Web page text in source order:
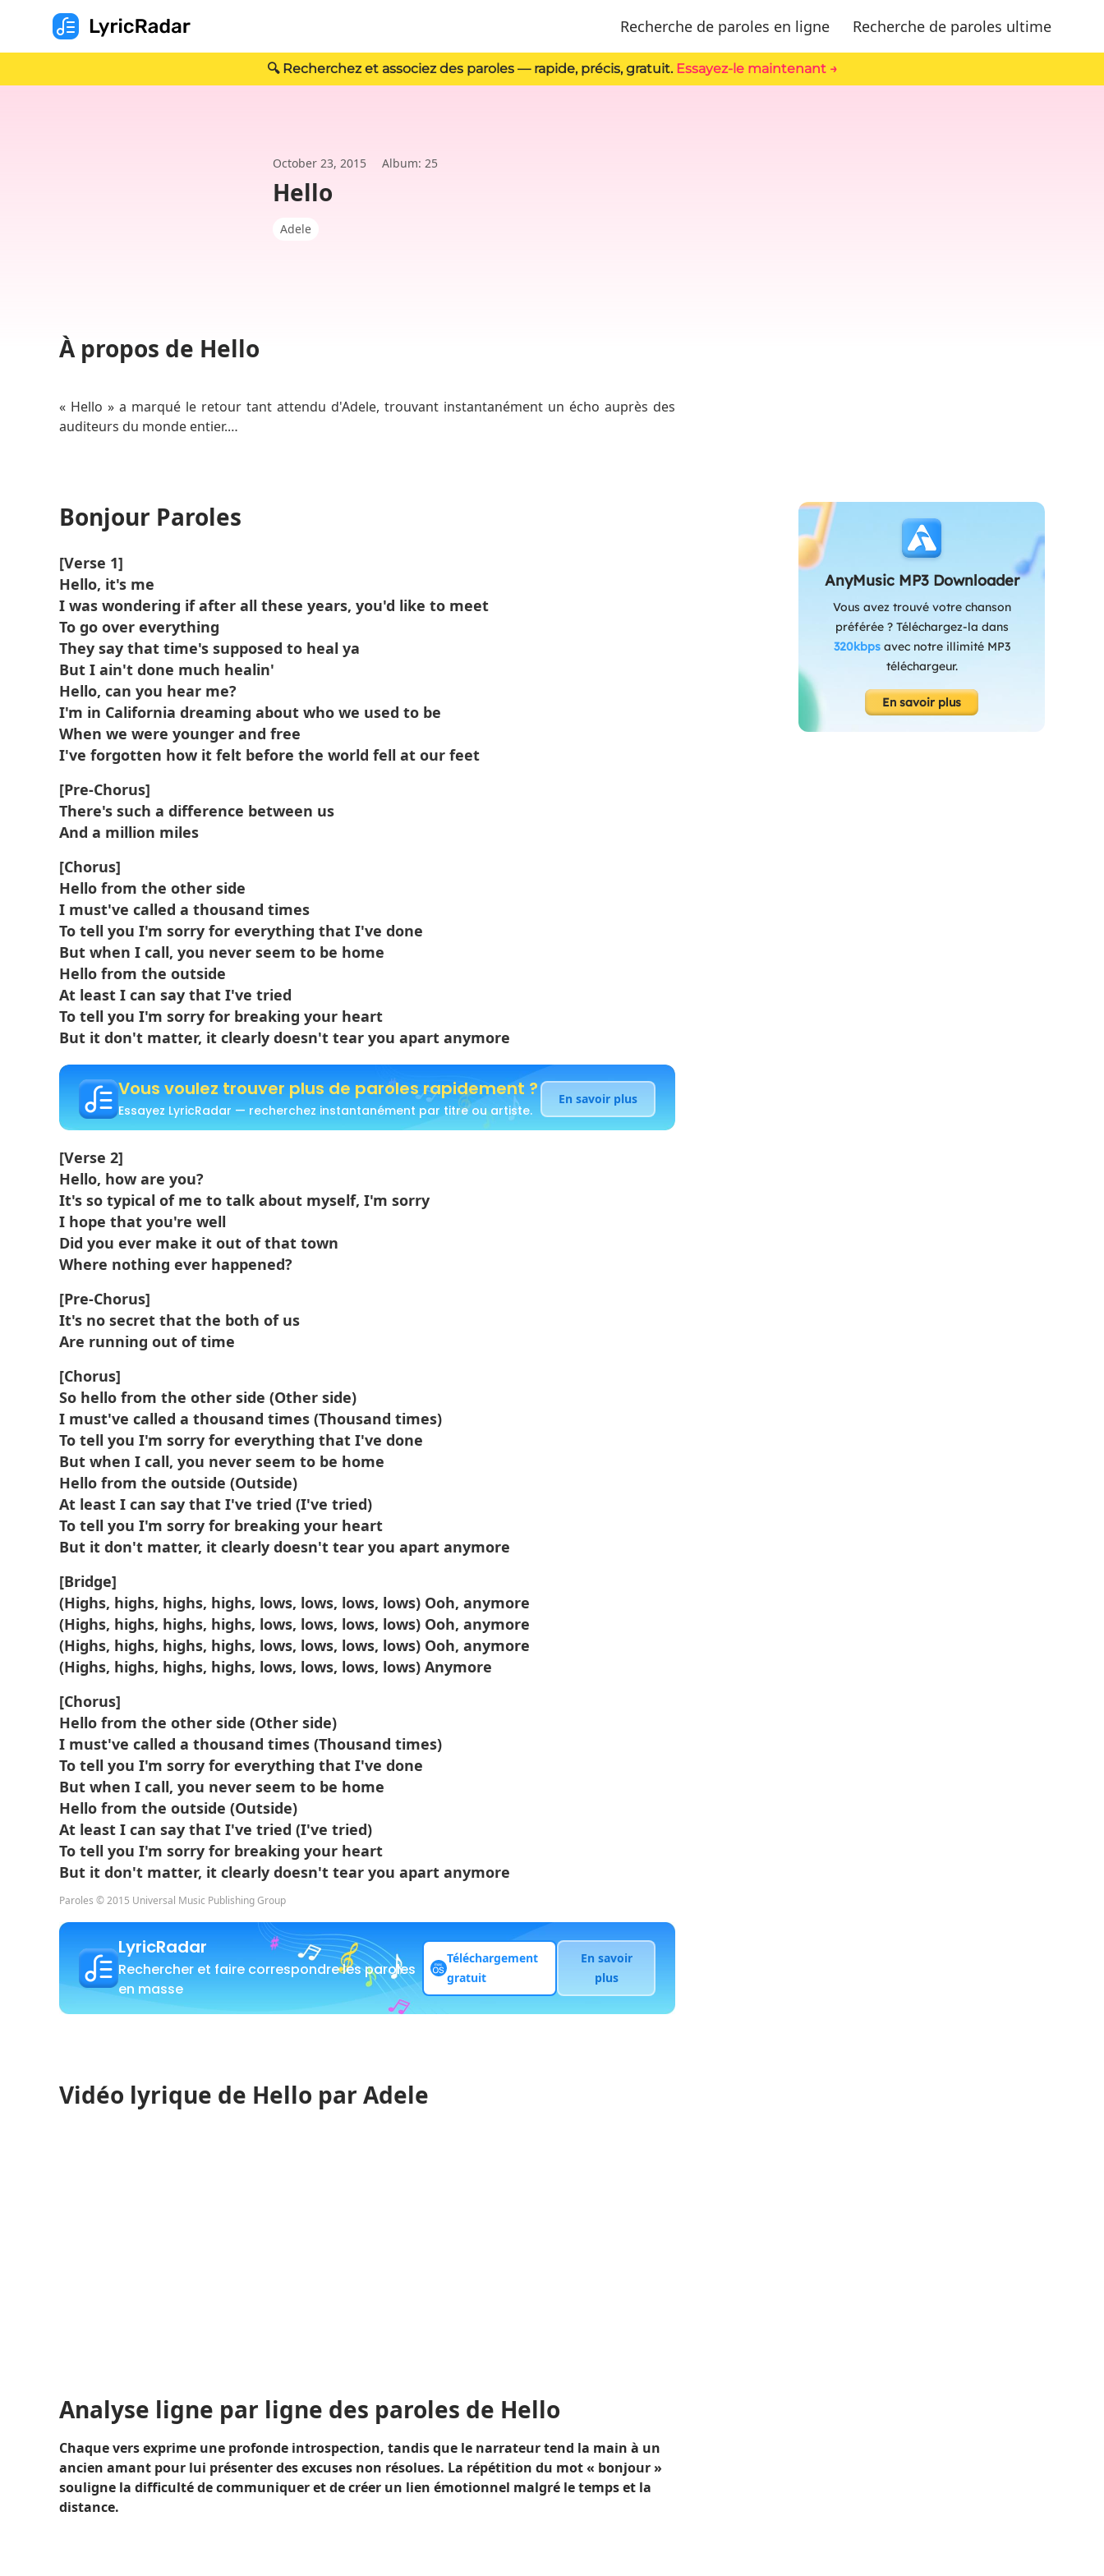
Recherche de paroles en ligne Recherche de paroles ultime
🔍 Recherchez et associez des paroles — rapide, précis, gratuit. Essayez-le maintenant →
October 23, 2015 Album: 25
Hello
Adele
À propos de Hello
« Hello » a marqué le retour tant attendu d'Adele, trouvant instantanément un écho auprès des
auditeurs du monde entier.
C'est l'un de ses morceaux les plus emblématiques, mettant en valeur à parts égales la
Bonjour Paroles
[Verse 1]
Hello, it's me
I was wondering if after all these years, you'd like to meet
To go over everything
They say that time's supposed to heal ya
But I ain't done much healin'
Hello, can you hear me?
I'm in California dreaming about who we used to be
When we were younger and free
I've forgotten how it felt before the world fell at our feet
[Pre-Chorus]
There's such a difference between us
And a million miles
[Chorus]
Hello from the other side
I must've called a thousand times
To tell you I'm sorry for everything that I've done
But when I call, you never seem to be home
Hello from the outside
At least I can say that I've tried
To tell you I'm sorry for breaking your heart
But it don't matter, it clearly doesn't tear you apart anymore
Vous voulez trouver plus de paroles rapidement ?
Essayez LyricRadar — recherchez instantanément par titre ou artiste.
En savoir plus
[Verse 2]
Hello, how are you?
It's so typical of me to talk about myself, I'm sorry
I hope that you're well
Did you ever make it out of that town
Where nothing ever happened?
[Pre-Chorus]
It's no secret that the both of us
Are running out of time
[Chorus]
So hello from the other side (Other side)
I must've called a thousand times (Thousand times)
To tell you I'm sorry for everything that I've done
But when I call, you never seem to be home
Hello from the outside (Outside)
At least I can say that I've tried (I've tried)
To tell you I'm sorry for breaking your heart
But it don't matter, it clearly doesn't tear you apart anymore
[Bridge]
(Highs, highs, highs, highs, lows, lows, lows, lows) Ooh, anymore
(Highs, highs, highs, highs, lows, lows, lows, lows) Ooh, anymore
(Highs, highs, highs, highs, lows, lows, lows, lows) Ooh, anymore
(Highs, highs, highs, highs, lows, lows, lows, lows) Anymore
[Chorus]
Hello from the other side (Other side)
I must've called a thousand times (Thousand times)
To tell you I'm sorry for everything that I've done
But when I call, you never seem to be home
Hello from the outside (Outside)
At least I can say that I've tried (I've tried)
To tell you I'm sorry for breaking your heart
But it don't matter, it clearly doesn't tear you apart anymore
AnyMusic MP3 Downloader
Vous avez trouvé votre chanson
préférée ? Téléchargez-la dans
320kbpsavec notre illimité MP3
téléchargeur.
En savoir plus
Paroles © 2015 Universal Music Publishing Group
LyricRadar
Rechercher et faire correspondre les paroles
en masse
Téléchargement
gratuit
En savoir
plus
Vidéo lyrique de Hello par Adele
Analyse ligne par ligne des paroles de Hello
Chaque vers exprime une profonde introspection, tandis que le narrateur tend la main à un
ancien amant pour lui présenter des excuses non résolues. La répétition du mot « bonjour »
souligne la difficulté de communiquer et de créer un lien émotionnel malgré le temps et la
distance.